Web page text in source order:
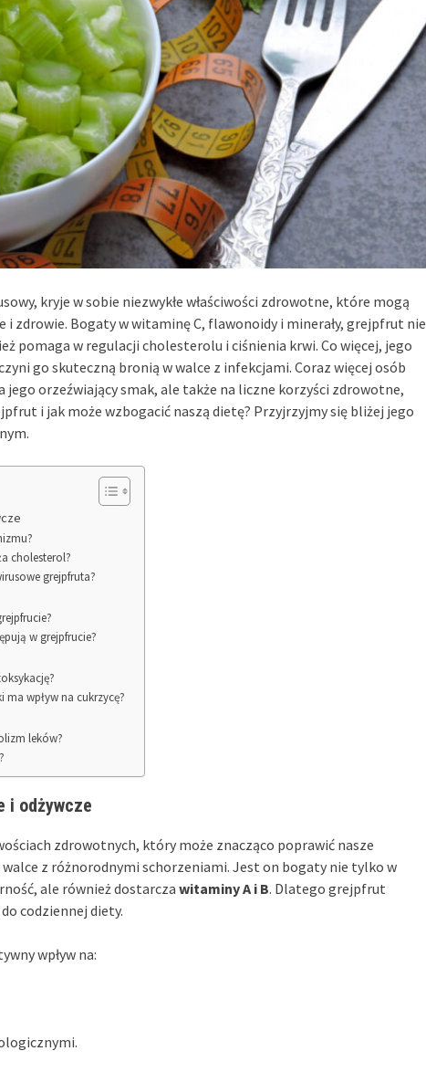
kryje w sobie niezwykłe właściwości zdrowotne, które mogą
i zdrowie. Bogaty w witaminę C, flawonoidy i minerały, grejpfrut nie
pomaga w regulacji cholesterolu i ciśnienia krwi. Co więcej, jego
go skuteczną bronią w walce z infekcjami. Coraz więcej osób
orzeźwiający smak, ale także na liczne korzyści zdrowotne,
i jak może wzbogacić naszą dietę? Przyjrzyjmy się bliżej jego
cholesterol?
grejpfruta?
w grejpfrucie?
ma wpływ na cukrzycę?
leków?
i odżywcze
zdrowotnych, który może znacząco poprawić nasze
z różnorodnymi schorzeniami. Jest on bogaty nie tylko w
ale również dostarcza witaminy A i B. Dlatego grejpfrut
codziennej diety.
wpływ na: